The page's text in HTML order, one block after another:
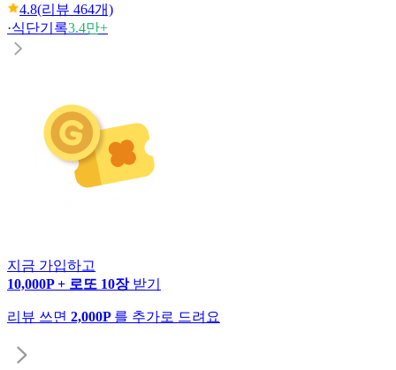
4.8(리뷰 464개)
·식단기록3.4만+
지금 가입하고
10,000P + 로또 10장 받기
리뷰 쓰면 2,000P 를 추가로 드려요